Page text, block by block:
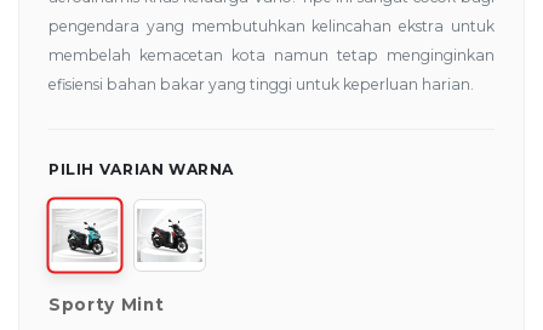
pengendara yang membutuhkan kelincahan ekstra untuk
membelah kemacetan kota namun tetap menginginkan
efisiensi bahan bakar yang tinggi untuk keperluan harian.
PILIH VARIAN WARNA
Sporty Mint